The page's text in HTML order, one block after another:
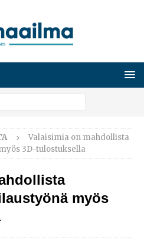
Valaisimia on mahdollista
3D-tulostuksella
myös